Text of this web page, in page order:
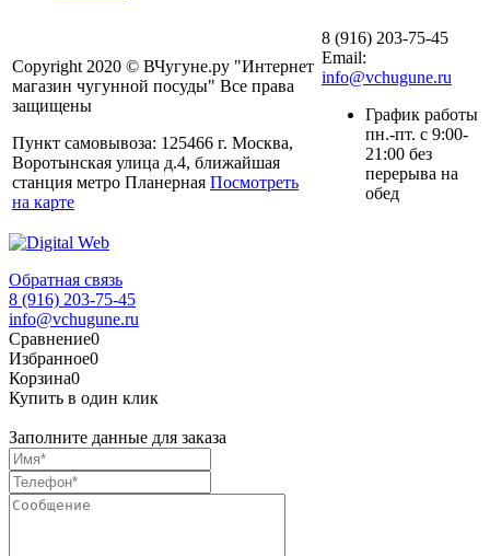
Copyright 2020 © ВЧугуне.ру "Интернет
магазин чугунной посуды" Все права
защищены
Пункт самовывоза: 125466 г. Москва,
Воротынская улица д.4, ближайшая
станция метро Планерная Посмотреть
на карте
8 (916) 203-75-45
Email:
info@vchugune.ru
График работы
пн.-пт. с 9:00-
21:00 без
перерыва на
обед
Обратная связь
8 (916) 203-75-45
info@vchugune.ru
Сравнение0
Избранное0
Корзина0
Купить в один клик
Заполните данные для заказа